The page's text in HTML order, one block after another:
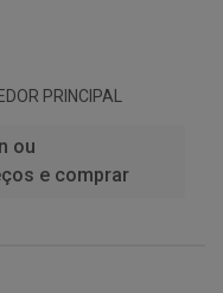
PRINCIPAL
ou
e comprar